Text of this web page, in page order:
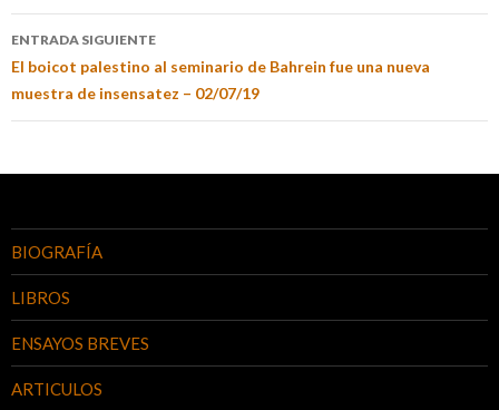
ENTRADA SIGUIENTE
El boicot palestino al seminario de Bahrein fue una nueva
muestra de insensatez – 02/07/19
BIOGRAFÍA
LIBROS
ENSAYOS BREVES
ARTICULOS